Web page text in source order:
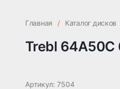
Главная / Каталог дисков
Trebl 64A50C
Артикул: 7504